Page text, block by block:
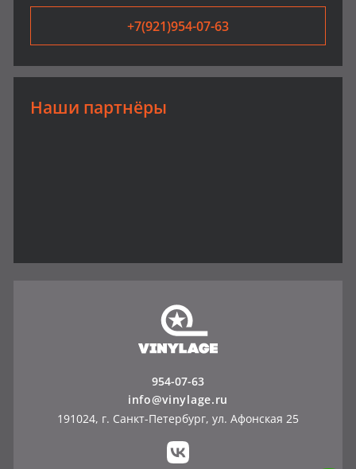
+7(921)954-07-63
Наши партнёры
954-07-63
info@vinylage.ru
191024, г. Санкт-Петербург, ул. Афонская 25